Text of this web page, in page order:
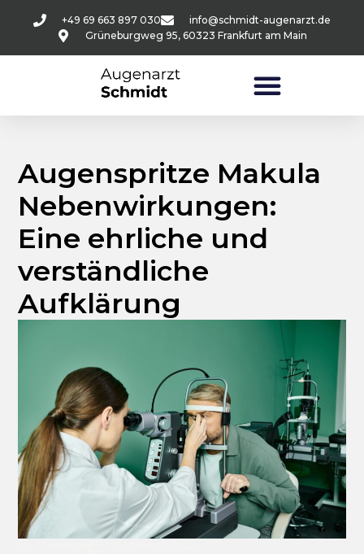
+49 69 663 897 030
info@schmidt-augenarzt.de
Grüneburgweg 95, 60323 Frankfurt am Main
Augenspritze Makula
Nebenwirkungen:
Eine ehrliche und
verständliche
Aufklärung